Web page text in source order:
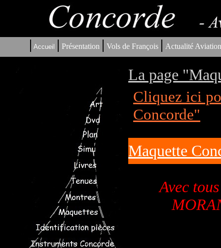
| Accueil | Présentation | Vols de François | Actualité
La page
Cliquez ici
Concorde"
Maquette
Avec